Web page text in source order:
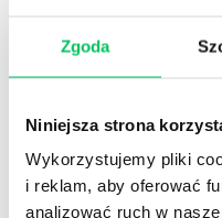
Zgoda
Niniejsza strona
Wykorzystujemy pliki
i reklam, aby oferować
analizować ruch w